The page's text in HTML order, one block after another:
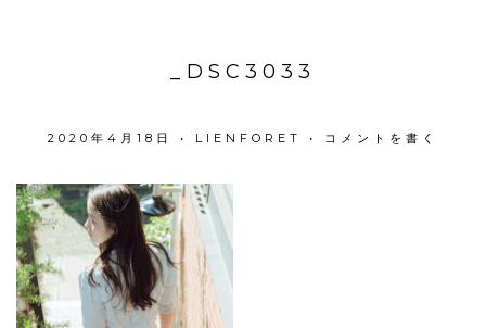
_DSC3033
2020年4月18日 • LIENFORET • コメントを書く